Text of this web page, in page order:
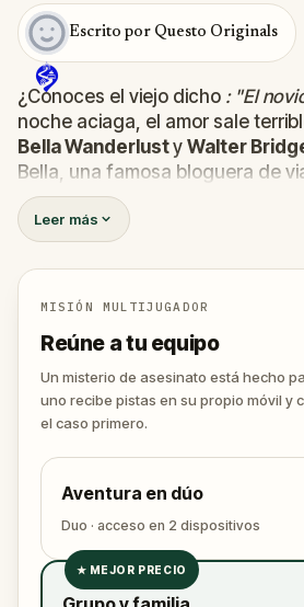
Escrito por Questo Originals
¿Conoces el viejo dicho : "El
noche aciaga, el amor sale
Bella Wanderlusty Walter
Bella, una famosa bloguera de
encontrada
fantasmas dirigida por el teatral
Ahora, depende de ti descubrir la
¿Fue Walter, el novio
turístico fantasma con un don
🔎Reúne pistas, interroga a los
desenmascara al verdadero
vuelva a atacar. Asegúrate de
y bolígrafo para anotar todas
Leer más
MISIÓN MULTIJUGADOR
Reúne a tu equipo
Un misterio de asesinato está hecho
uno recibe pistas en su propio móvil y
el caso primero.
Aventura en dúo
Duo · acceso en 2 dispositivos
✓ ★ MEJOR PRECIO